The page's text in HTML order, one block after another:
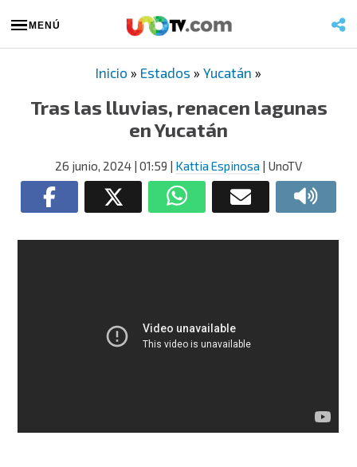
MENÚ
Inicio » Estados » Yucatán »
Tras las lluvias, renacen lagunas
en Yucatán
26 junio, 2024 | 01:59 | Kattia Espinosa | UnoTV